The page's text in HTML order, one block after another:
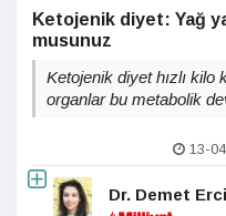
Ketojenik diyet: Yağ
musunuz
Ketojenik diyet hızlı kilo
organlar bu metabolik
13-
Dr. Demet